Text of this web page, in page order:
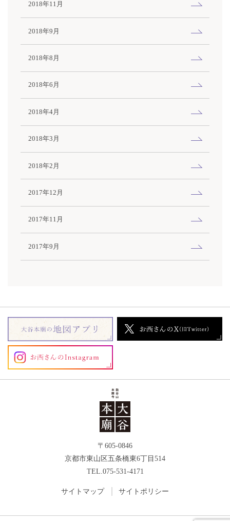
2018年11月
2018年9月
2018年8月
2018年6月
2018年4月
2018年3月
2018年2月
2017年12月
2017年11月
2017年9月
〒605-0846
京都市東山区五条橋東6丁目514
TEL.075-531-4171
サイトマップ サイトポリシー